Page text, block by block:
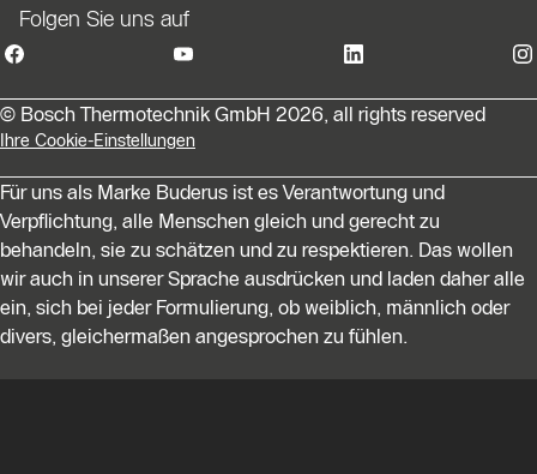
Folgen Sie uns auf
© Bosch Thermotechnik GmbH 2026, all rights reserved
Ihre Cookie-Einstellungen
Für uns als Marke Buderus ist es Verantwortung und
Verpflichtung, alle Menschen gleich und gerecht zu
behandeln, sie zu schätzen und zu respektieren. Das wollen
wir auch in unserer Sprache ausdrücken und laden daher alle
ein, sich bei jeder Formulierung, ob weiblich, männlich oder
divers, gleichermaßen angesprochen zu fühlen.